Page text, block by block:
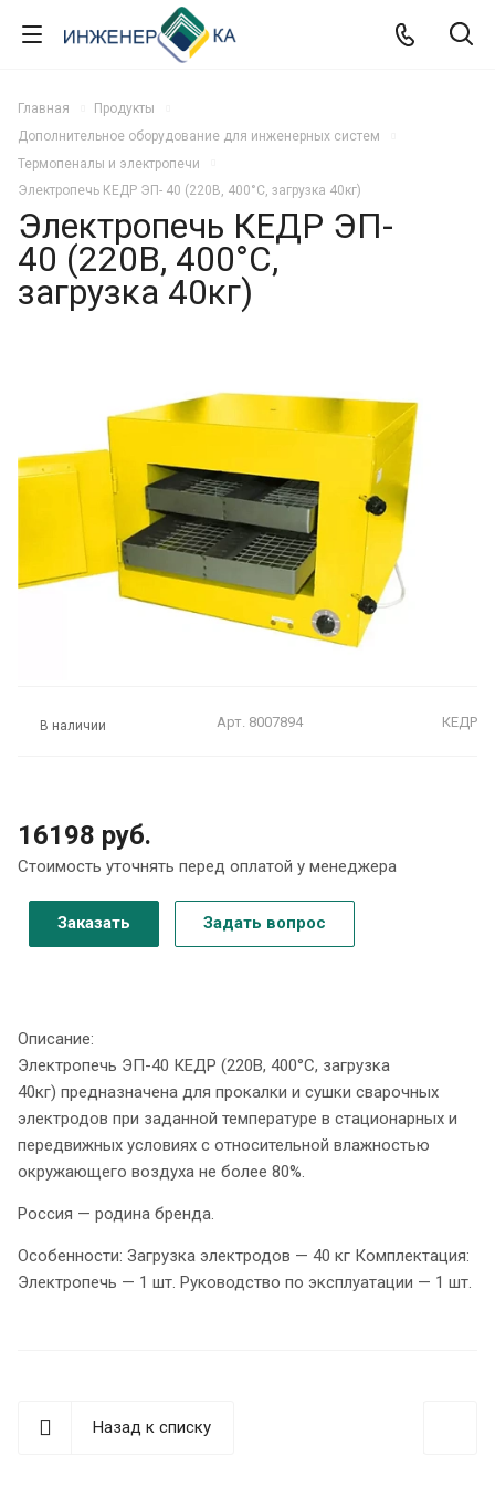
Главная
Продукты
Дополнительное оборудование для инженерных систем
Термопеналы и электропечи
Электропечь КЕДР ЭП- 40 (220В, 400°C, загрузка 40кг)
Электропечь КЕДР ЭП-
40 (220В, 400°C,
загрузка 40кг)
В наличии Арт. 8007894 КЕДР
16198 руб.
Стоимость уточнять перед оплатой у менеджера
Заказать Задать вопрос
Описание:
Электропечь ЭП-40 КЕДР (220В, 400°C, загрузка
40кг) предназначена для прокалки и сушки сварочных
электродов при заданной температуре в стационарных и
передвижных условиях с относительной влажностью
окружающего воздуха не более 80%.
Россия — родина бренда.
Особенности: Загрузка электродов — 40 кг Комплектация:
Электропечь — 1 шт. Руководство по эксплуатации — 1 шт.
Назад к списку